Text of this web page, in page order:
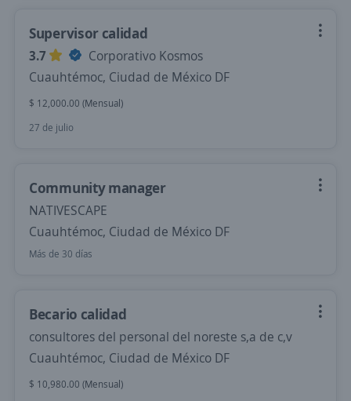
Supervisor calidad
3.7
Corporativo Kosmos
Cuauhtémoc, Ciudad de México DF
$ 12,000.00 (Mensual)
27 de julio
Community manager
NATIVESCAPE
Cuauhtémoc, Ciudad de México DF
Más de 30 días
Becario calidad
consultores del personal del noreste s,a de c,v
Cuauhtémoc, Ciudad de México DF
$ 10,980.00 (Mensual)